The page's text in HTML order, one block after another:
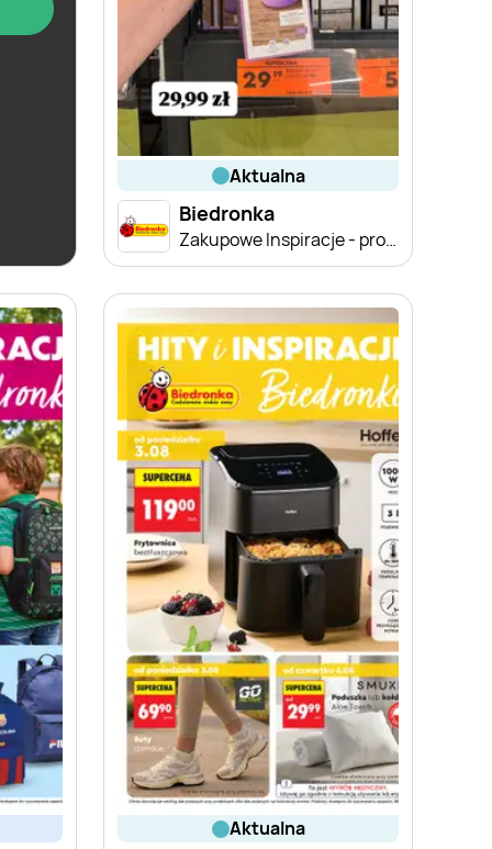
aktualna
Biedronka
Zakupowe Inspiracje - produkty do domu i dodatki modowe
aktualna